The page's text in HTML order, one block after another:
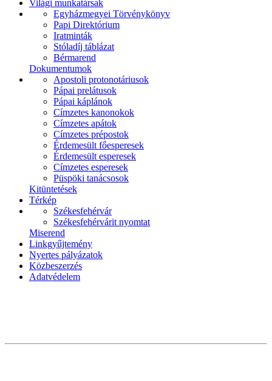
Világi munkatársak
Egyházmegyei Törvénykönyv
Papi Direktórium
Iratminták
Stóladíj táblázat
Bérmarend
Dokumentumok
Apostoli protonotáriusok
Pápai prelátusok
Pápai káplánok
Címzetes kanonokok
Címzetes apátok
Címzetes prépostok
Érdemesült főesperesek
Érdemesült esperesek
Címzetes esperesek
Püspöki tanácsosok
Kitüntetések
Térkép
Székesfehérvár
Székesfehérvárit nyomtat
Miserend
Linkgyűjtemény
Nyertes pályázatok
Közbeszerzés
Adatvédelem